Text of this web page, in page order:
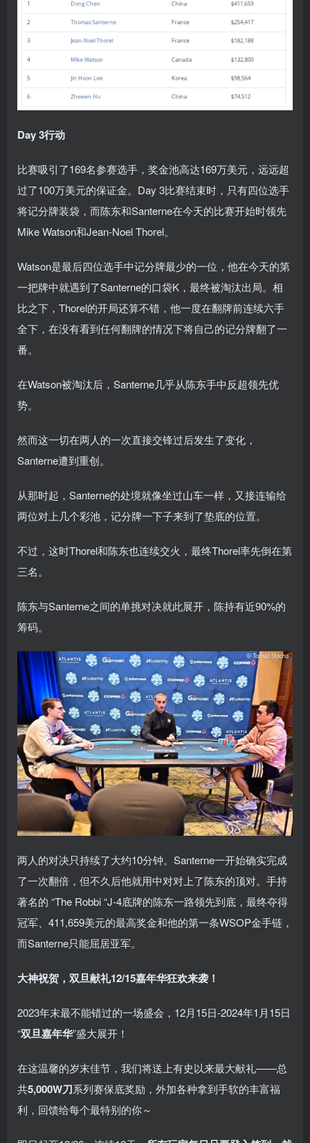
Day 3行动
比赛吸引了169名参赛选手，奖金池高达169万美元，远远超
过了100万美元的保证金。Day 3比赛结束时，只有四位选手
将记分牌装袋，而陈东和Santerne在今天的比赛开始时领先
Mike Watson和Jean-Noel Thorel。
Watson是最后四位选手中记分牌最少的一位，他在今天的第
一把牌中就遇到了Santerne的口袋K，最终被淘汰出局。相
比之下，Thorel的开局还算不错，他一度在翻牌前连续六手
全下，在没有看到任何翻牌的情况下将自己的记分牌翻了一
番。
在Watson被淘汰后，Santerne几乎从陈东手中反超领先优
势。
然而这一切在两人的一次直接交锋过后发生了变化，
Santerne遭到重创。
从那时起，Santerne的处境就像坐过山车一样，又接连输给
两位对上几个彩池，记分牌一下子来到了垫底的位置。
不过，这时Thorel和陈东也连续交火，最终Thorel率先倒在第
三名。
陈东与Santerne之间的单挑对决就此展开，陈持有近90%的
筹码。
两人的对决只持续了大约10分钟。Santerne一开始确实完成
了一次翻倍，但不久后他就用中对对上了陈东的顶对。手持
著名的 “The Robbi “J-4底牌的陈东一路领先到底，最终夺得
冠军、411,659美元的最高奖金和他的第一条WSOP金手链，
而Santerne只能屈居亚军。
大神祝贺，双旦献礼12/15嘉年华狂欢来袭！
2023年末最不能错过的一场盛会，12月15日-2024年1月15日
“双旦嘉年华”盛大展开！
在这温馨的岁末佳节，我们将送上有史以来最大献礼——总
共5,000W刀系列赛保底奖励，外加各种拿到手软的丰富福
利，回馈给每个最特别的你～